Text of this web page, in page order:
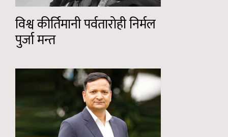
विश्व कीर्तिमानी पर्वतारोही निर्मल
पुर्जा मन्त